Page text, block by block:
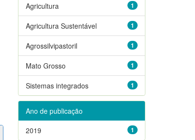
1
Agricultura
1
Agricultura Sustentável
1
Agrossilvipastoril
1
Mato Grosso
1
Sistemas integrados
Ano de publicação
1
2019